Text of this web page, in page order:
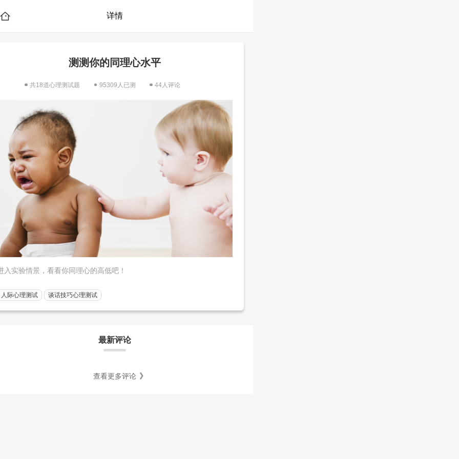
详情
测测你的同理心水平
共18道心理测试题 95309人已测 44人评论
入实验情景，看看你同理心的高低吧！
人际心理测试 谈话技巧心理测试
最新评论
查看更多评论